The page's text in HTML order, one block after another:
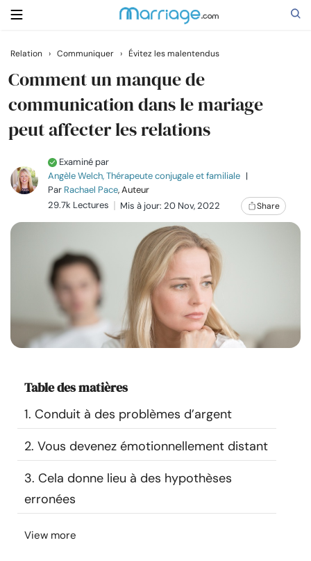
Rechercher
Se marier
Relations
Famille
Ressources
Trouver un thérapeute
Langue
À propos de nous
© Copyright 2026. Tous droits réservés.
Relation › Communiquer › Évitez les malentendus
Comment un manque de
communication dans le mariage
peut affecter les relations
Examiné par
Angèle Welch, Thérapeute conjugale et familiale |
Par Rachael Pace, Auteur
29.7k Lectures
Mis à jour: 20 Nov, 2022 Share
Table des matières
1. Conduit à des problèmes d’argent
2. Vous devenez émotionnellement distant
3. Cela donne lieu à des hypothèses
erronées
View more